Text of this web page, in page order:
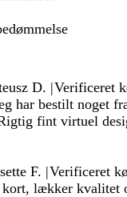
D. |Verificeret
har bestilt noget
fint virtuel
F. |Verificeret
lækker kvalitet